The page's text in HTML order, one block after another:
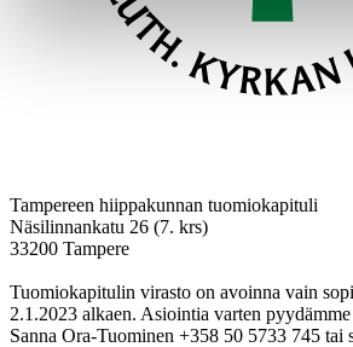
Tampereen hiippakunnan tuomiokapituli
Näsilinnankatu 26 (7. krs)
33200 Tampere
Tuomiokapitulin virasto on avoinna vain
2.1.2023 alkaen. Asiointia varten
Sanna Ora-Tuominen +358 50 5733 745 tai